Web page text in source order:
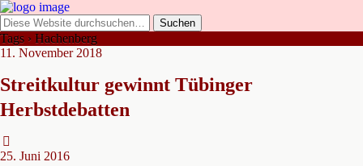
Tags › Hachenberg
11. November 2018
Streitkultur gewinnt Tübinger
Herbstdebatten
25. Juni 2016